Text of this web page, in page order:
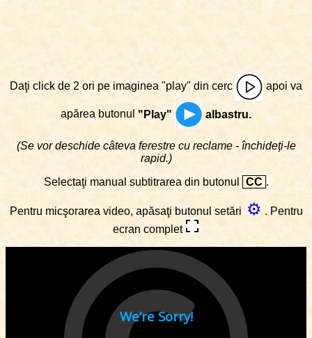
Daţi click de 2 ori pe imaginea "play" din cerc apoi va
apărea butonul "Play" albastru.
(Se vor deschide câteva ferestre cu reclame - închideţi-le
rapid.)
Selectaţi manual subtitrarea din butonul
CC .
Pentru micşorarea video, apăsaţi butonul setări ⚙ . Pentru
ecran complet